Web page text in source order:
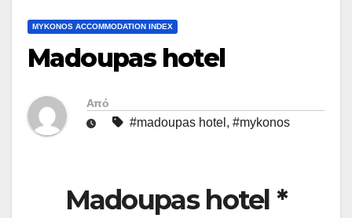
MYKONOS ACCOMMODATION INDEX
Madoupas hotel
Από
#madoupas hotel , #mykonos
Madoupas hotel *